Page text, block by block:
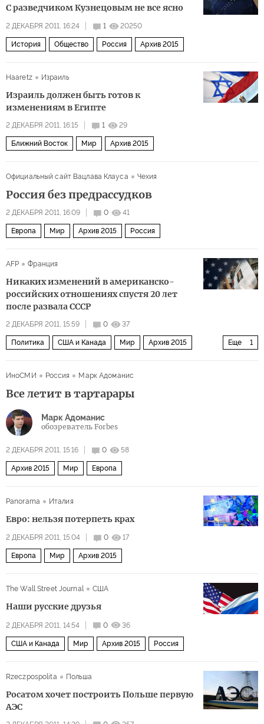
С разведчиком Кузнецовым не все ясно
2 ДЕКАБРЯ 2011, 16:24 1 20250
История Общество Россия Архив 2015
Haaretz Израиль
Израиль должен быть готов к
изменениям в Египте
2 ДЕКАБРЯ 2011, 16:15 1 29
Ближний Восток Мир Архив 2015
Официальный сайт Вацлава Клауса Чехия
Россия без предрассудков
2 ДЕКАБРЯ 2011, 16:09 0 41
Европа Мир Архив 2015 Россия
AFP Франция
Никаких изменений в американско-
российских отношениях спустя 20 лет
после развала СССР
2 ДЕКАБРЯ 2011, 15:59 0 37
Еще 1
Политика США и Канада Мир Архив 2015
ИноСМИ
Россия Марк Адоманис
Все летит в тартарары
Марк Адоманис
обозреватель Forbes
2 ДЕКАБРЯ 2011, 15:16 0 58
Архив 2015 Мир Европа
Panorama Италия
Евро: нельзя потерпеть крах
2 ДЕКАБРЯ 2011, 15:04 0 17
Европа Мир Архив 2015
The Wall Street Journal США
Наши русские друзья
2 ДЕКАБРЯ 2011, 14:54 0 36
США и Канада Мир Архив 2015 Россия
Rzeczpospolita Польша
Росатом хочет построить Польше первую
АЭС